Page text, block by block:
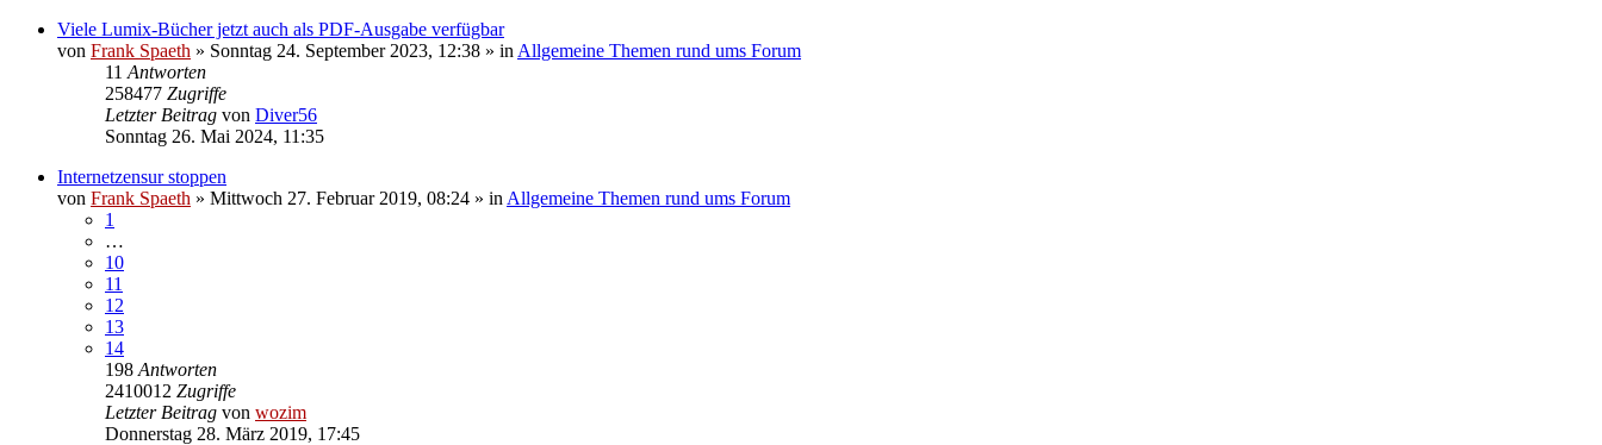
Viele Lumix-Bücher jetzt auch als PDF-Ausgabe verfügbar
von Frank Spaeth » Sonntag 24. September 2023, 12:38 » in Allgemeine Themen rund ums Forum
11 Antworten
258477 Zugriffe
Letzter Beitrag von Diver56
Sonntag 26. Mai 2024, 11:35
Internetzensur stoppen
von Frank Spaeth » Mittwoch 27. Februar 2019, 08:24 » in Allgemeine Themen rund ums Forum
1
…
10
11
12
13
14
198 Antworten
2410012 Zugriffe
Letzter Beitrag von wozim
Donnerstag 28. März 2019, 17:45